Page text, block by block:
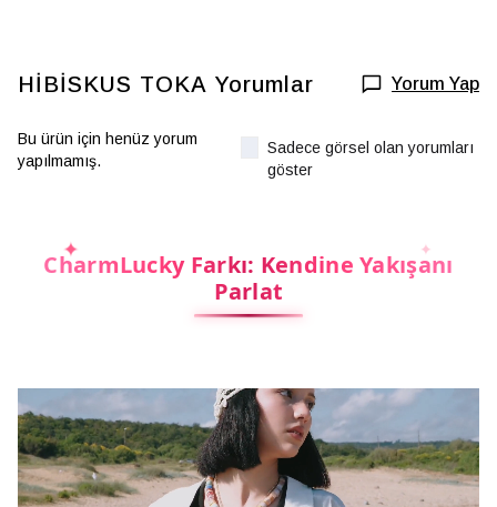
HİBİSKUS TOKA Yorumlar Yorum Yap
Bu ürün için henüz yorum
yapılmamış.
Sadece görsel olan yorumları
göster
CharmLucky Farkı: Kendine Yakışanı
Parlat